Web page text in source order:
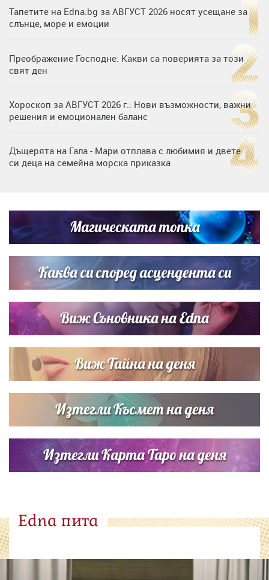
Тапетите на Edna.bg за АВГУСТ 2026 носят усещане за
слънце, море и емоции
Преображение Господне: Какви са поверията за този
свят ден
Хороскоп за АВГУСТ 2026 г.: Нови възможности, важни
решения и емоционален баланс
Дъщерята на Гала - Мари отплава с любимия и двете
си деца на семейна морска приказка
Братя Аргирови я изненадаха с песен
„Тук сме най-щастливи“: Радина Кърджилова и Пламен
Димов издадоха своето любимо място
Магическата топка
Каква си според асцендента си
Виж Съновника на Edna
Виж Тайна на деня
Изтегли Късмет на деня
Изтегли Карта Таро на деня
Edna пита